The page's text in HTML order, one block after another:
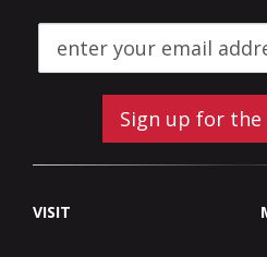
Sign up for
VISIT